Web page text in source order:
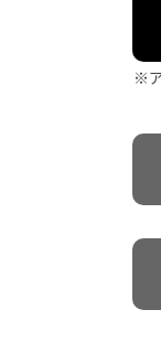
※